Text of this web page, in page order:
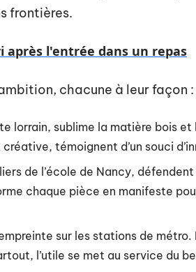
frontières.
après l'entrée dans un repas
chacune à leur façon :
lorrain, sublime la matière bois et
témoignent d’un souci
de l’école de Nancy,
chaque pièce en manifeste
sur les stations de
l’utile se met au service du